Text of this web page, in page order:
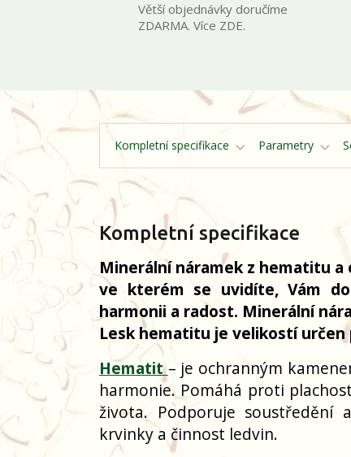
Větší objednávky doručíme
ZDARMA. Více ZDE.
Kompletní specifikace Parametry
Kompletní specifikace
Minerální náramek z hematitu a
ve kterém se uvidíte, Vám
harmonii a radost. Minerální
Lesk hematitu je velikostí
Hematit– je ochranným
harmonie. Pomáhá proti
života. Podporuje soustředění
krvinky a činnost ledvin.